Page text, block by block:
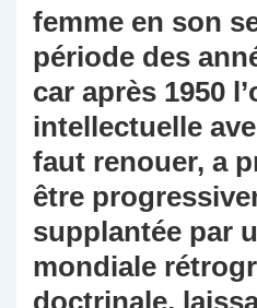
femme en son
période des
car après 1950
intellectuelle
faut renouer, a
être
supplantée par
mondiale